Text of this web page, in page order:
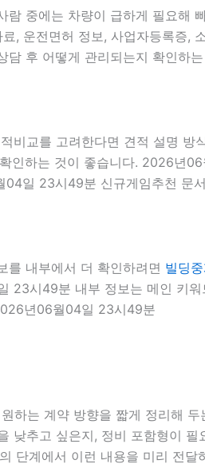
중에는 차량이 급하게 필요해
운전면허 정보, 사업자등록증,
담 후 어떻게 관리되는지 확인하
교를 고려한다면 견적 설명 방
인하는 것이 좋습니다. 2026년
일 23시49분 신규게임추천 문
내부에서 더 확인하려면 빌딩
23시49분 내부 정보는 메인 키
년06월04일 23시49분
하는 계약 방향을 짧게 정리해
낮추고 싶은지, 정비 포함형이
단계에서 이런 내용을 미리 전